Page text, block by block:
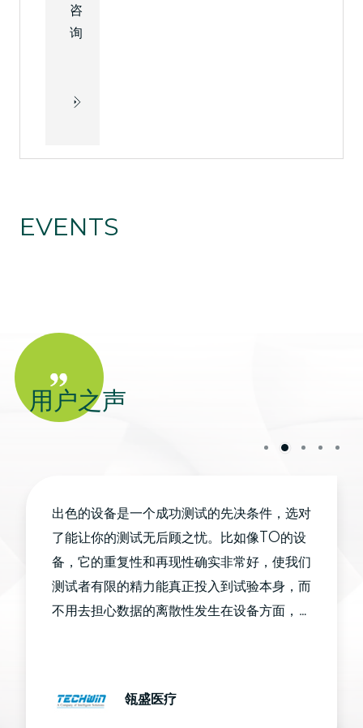
咨
询
EVENTS
用户之声
出色的设备是一个成功测试的先决条件，选对
了能让你的测试无后顾之忧。比如像TO的设
备，它的重复性和再现性确实非常好，使我们
测试者有限的精力能真正投入到试验本身，而
不用去担心数据的离散性发生在设备方面，因
瓴盛医疗